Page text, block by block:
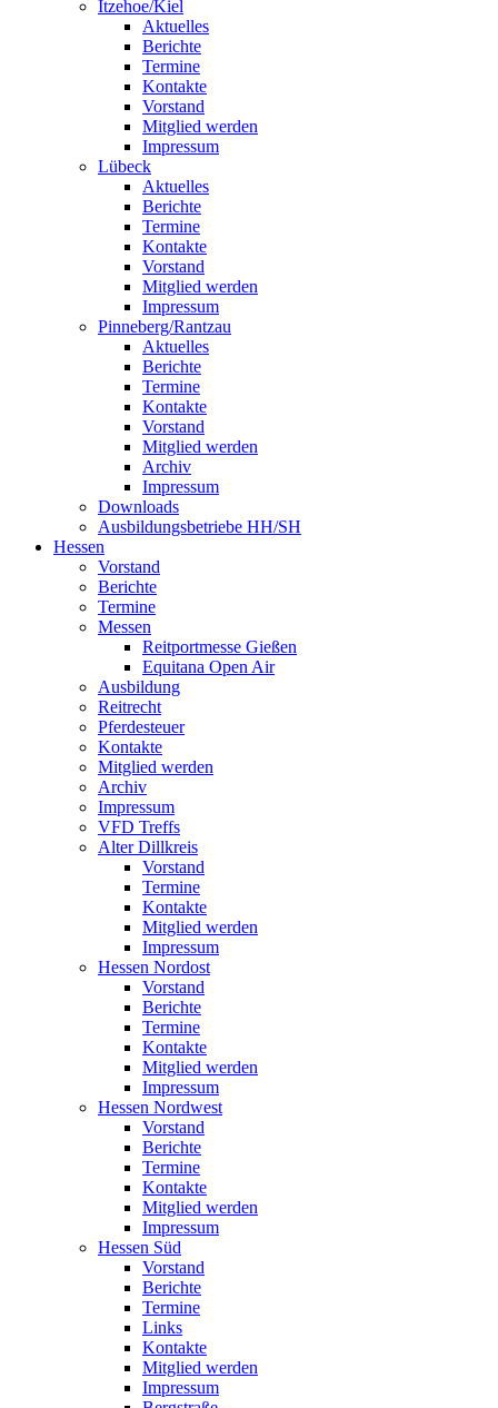
Itzehoe/Kiel
Aktuelles
Berichte
Termine
Kontakte
Vorstand
Mitglied werden
Impressum
Lübeck
Aktuelles
Berichte
Termine
Kontakte
Vorstand
Mitglied werden
Impressum
Pinneberg/Rantzau
Aktuelles
Berichte
Termine
Kontakte
Vorstand
Mitglied werden
Archiv
Impressum
Downloads
Ausbildungsbetriebe HH/SH
Hessen
Vorstand
Berichte
Termine
Messen
Reitportmesse Gießen
Equitana Open Air
Ausbildung
Reitrecht
Pferdesteuer
Kontakte
Mitglied werden
Archiv
Impressum
VFD Treffs
Alter Dillkreis
Vorstand
Termine
Kontakte
Mitglied werden
Impressum
Hessen Nordost
Vorstand
Berichte
Termine
Kontakte
Mitglied werden
Impressum
Hessen Nordwest
Vorstand
Berichte
Termine
Kontakte
Mitglied werden
Impressum
Hessen Süd
Vorstand
Berichte
Termine
Links
Kontakte
Mitglied werden
Impressum